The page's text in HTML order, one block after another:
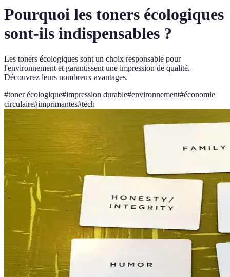
Pourquoi les toners écologiques
sont-ils indispensables ?
Les toners écologiques sont un choix responsable pour
l'environnement et garantissent une impression de qualité.
Découvrez leurs nombreux avantages.
#toner écologique#impression durable#environnement#économie
circulaire#imprimantes#tech